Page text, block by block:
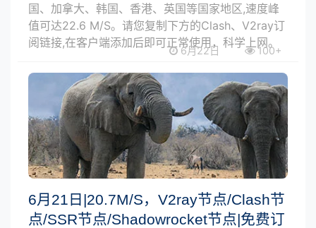
国、加拿大、韩国、香港、英国等国家地区,速度峰
值可达22.6 M/S。请您复制下方的Clash、V2ray订
阅链接,在客户端添加后即可正常使用，科学上网。
6月22日 100+
6月21日|20.7M/S，V2ray节点/Clash节
点/SSR节点/Shadowrocket节点|免费订